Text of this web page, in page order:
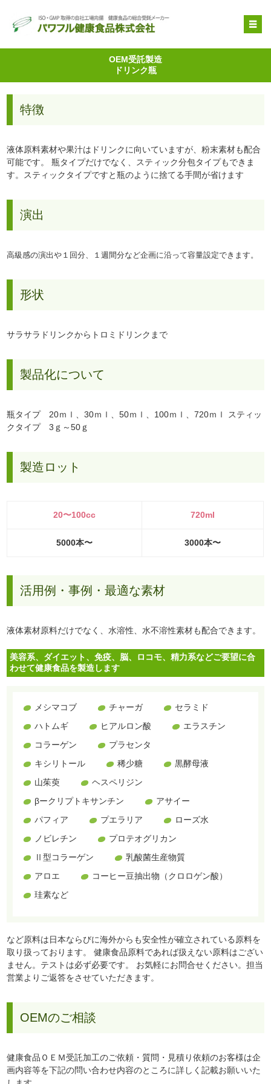
OEM受託製造
企業情報
OEM受託製造
ドリンク瓶
特徴
液体原料素材や果汁はドリンクに向いていますが、粉末素材も配合
可能です。 瓶タイプだけでなく、スティック分包タイプもできま
す。スティックタイプですと瓶のように捨てる手間が省けます
演出
高級感の演出や１回分、１週間分など企画に沿って容量設定できます。
形状
サラサラドリンクからトロミドリンクまで
製品化について
瓶タイプ 20ｍｌ、30ｍｌ、50ｍｌ、100ｍｌ、720ｍｌ スティッ
クタイプ 3ｇ～50ｇ
製造ロット
20〜100cc 720ml
5000本〜 3000本〜
活用例・事例・最適な素材
液体素材原料だけでなく、水溶性、水不溶性素材も配合できます。
美容系、ダイエット、免疫、脳、ロコモ、精力系などご要望に合
わせて健康食品を製造します
メシマコブ チャーガ
セラミド
ハトムギ
ヒアルロン酸
エラスチン
コラーゲン
プラセンタ
キシリトール
稀少糖
黒酵母液
山茱萸
ヘスペリジン
βークリプトキサンチン
アサイー
パフィア
プエラリア
ローズ水
ノビレチン
プロテオグリカン
Ⅱ型コラーゲン
乳酸菌生産物質
アロエ
コーヒー豆抽出物（クロロゲン酸）
珪素など
など原料は日本ならびに海外からも安全性が確立されている原料を
取り扱っております。健康食品原料であれば扱えない原料はござい
ません。テストは必ず必要です。 お気軽にお問合せください。担当
営業よりご返答をさせていただきます。
OEMのご相談
健康食品ＯＥＭ受託加工のご依頼・質問・見積り依頼のお客様は企
画内容等を下記の問い合わせ内容のところに詳しく記載お願いいた